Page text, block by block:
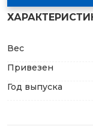
Вес
Привезен
Год выпуска